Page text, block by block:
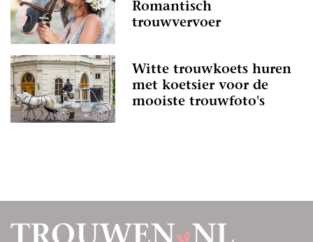
Romantisch
trouwvervoer
Witte trouwkoets huren
met koetsier voor de
mooiste trouwfoto's